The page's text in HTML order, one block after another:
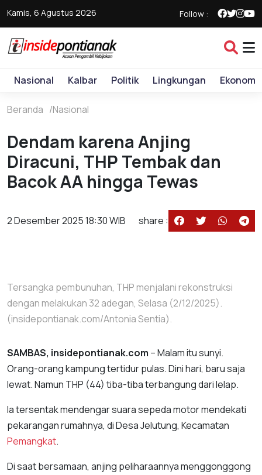
Kamis, 6 Agustus 2026 Follow :
Nasional Kalbar Politik Lingkungan Ekonomi
Beranda Nasional
Dendam karena Anjing
Diracuni, THP Tembak dan
Bacok AA hingga Tewas
2 Desember 2025 18:30 WIB share :
Tersangka pembunuhan, THP menjalani rekonstruksi
dengan melakukan 32 adegan, Selasa (2/12/2025).
(insidepontianak.com/Antonia Sentia).
SAMBAS, insidepontianak.com – Malam itu sunyi.
Orang-orang kampung tertidur pulas. Dini hari, baru saja
lewat. Namun THP (44) tiba-tiba terbangung dari lelap.
Ia tersentak mendengar suara sepeda motor mendekati
pekarangan rumahnya, di Desa Jelutung, Kecamatan
Pemangkat.
Di saat bersamaan, anjing peliharaannya menggonggong